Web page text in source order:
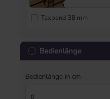
Texband 38 mm
Bedienlänge
Bedienlänge in cm